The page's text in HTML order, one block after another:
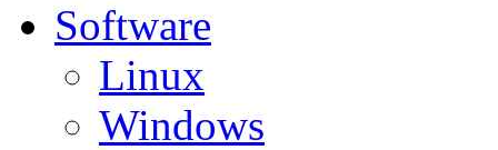
Software
Linux
Windows